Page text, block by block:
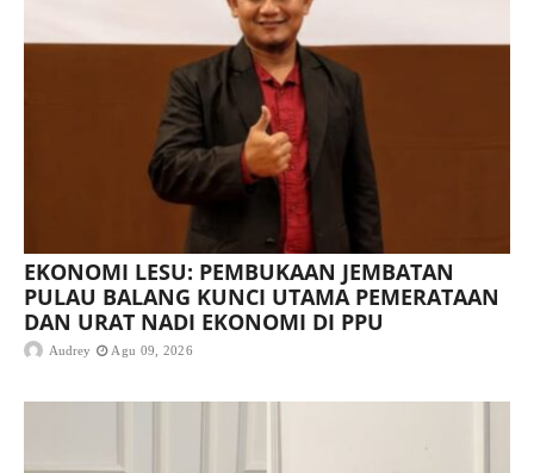
EKONOMI LESU: PEMBUKAAN JEMBATAN
PULAU BALANG KUNCI UTAMA PEMERATAAN
DAN URAT NADI EKONOMI DI PPU
Audrey Agu 09, 2026